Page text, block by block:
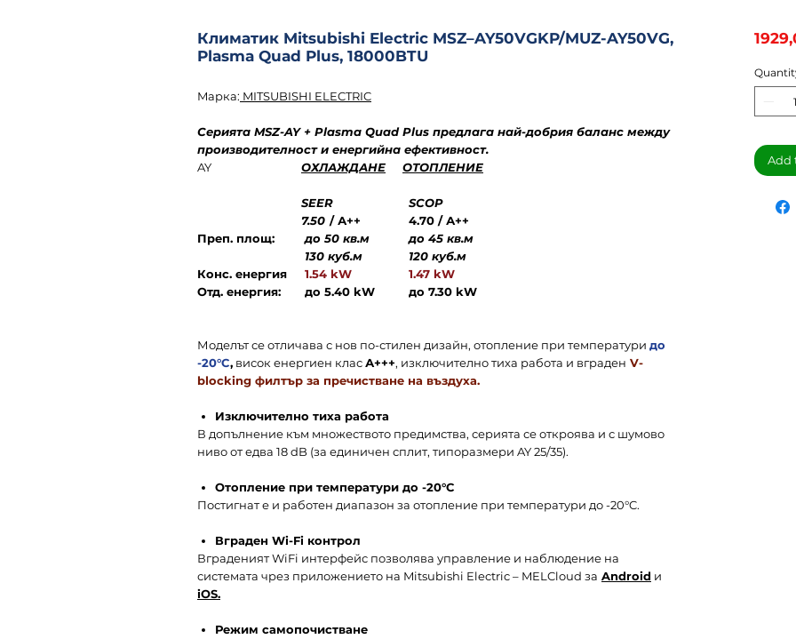
Климатик Mitsubishi Electric MSZ–AY50VGKP/MUZ-AY50VG,
Plasma Quad Plus, 18000BTU
Mарка: MITSUBISHI ELECTRIC
Серията MSZ-AY + Plasma Quad Plus предлага най-добрия баланс между
производителност и енергийна ефективност.
AY
ОХЛАЖДАНЕ
SEER
7.50 /А++
ОТОПЛЕНИЕ
SCOP
4.70 /А++
Преп. площ:
до 50 кв.м
130 куб.м
до 45 кв.м
120 куб.м
Конс. енергия
Отд. енергия:
1.54 kW
до 5.40 kW
1.47 kW
до 7.30 kW
Моделът се отличава с нов по-стилен дизайн, отопление при температури до
-20°C, висок енергиен класА+++, изключително тиха работа и вграден V-
blocking филтър за пречистване на въздуха.
Изключително тиха работа
В допълнение към множеството предимства, серията се откроява и с шумово
ниво от едва 18 dB (за единичен сплит, типоразмери AY 25/35).
Отопление при температури до -20°C
Постигнат е и работен диапазон за отопление при температури до -20°C.
Вграден Wi-Fi контрол
Вграденият WiFi интерфейс позволява управление и наблюдение на
системата чрез приложението на Mitsubishi Electric – MELCloud за Android и
iOS.
Режим самопочистване
Add